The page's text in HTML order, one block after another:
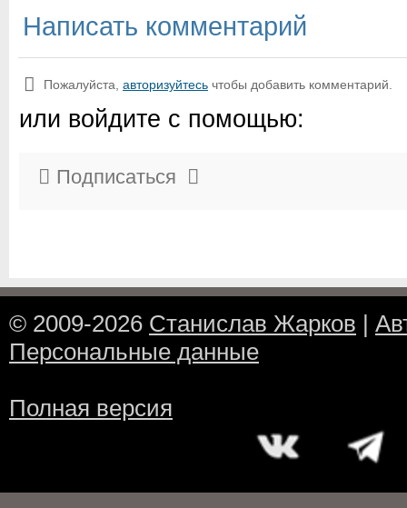
Написать комментарий
Пожалуйста, авторизуйтесь чтобы добавить комментарий.
или войдите с помощью:
Подписаться
© 2009-2026 Станислав Жарков |
Персональные данные
Полная версия